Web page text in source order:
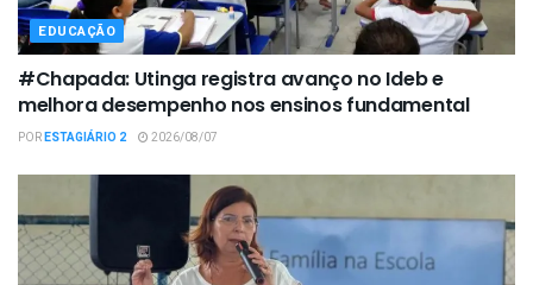
EDUCAÇÃO
#Chapada: Utinga registra avanço no Ideb e
melhora desempenho nos ensinos fundamental
PORESTAGIÁRIO 2 2026/08/07